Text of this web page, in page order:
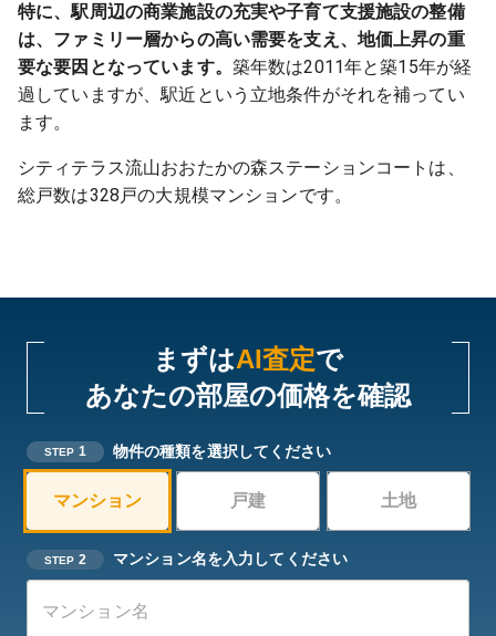
特に、駅周辺の商業施設の充実や子育て支援施設の整備
は、ファミリー層からの高い需要を支え、地価上昇の重
要な要因となっています。 築年数は2011年と築15年が経
過していますが、駅近という立地条件がそれを補ってい
ます。
シティテラス流山おおたかの森ステーションコートは、
総戸数は328戸の大規模マンションです。
まずはAI査定で
あなたの部屋の価格を確認
STEP 1 物件の種類を選択してください
マンション 戸建 土地
STEP 2 マンション名を入力してください